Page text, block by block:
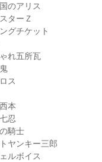
のアリス
ターＺ
グチケット
れ五所瓦
ス
本
忍
騎士
ヤンキー三郎
ルボイス